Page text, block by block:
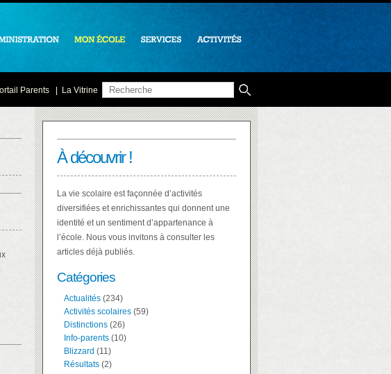
Parents La Vitrine
À découvrir !
La vie scolaire est façonnée d’activités
diversifiées et enrichissantes qui donnent une
identité et un sentiment d’appartenance à
l’école. Nous vous invitons à consulter les
articles déjà publiés.
Catégories
Actualités (234)
Activités scolaires (59)
Distinctions (26)
Info-parents (10)
Blizzard (11)
Résultats (2)